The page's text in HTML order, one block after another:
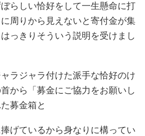
らしい恰好をして一生懸命に打
周りから見えないと寄付金が集
っきりそういう説明を受けまし
ラジャラ付けた派手な恰好のけ
から「募金にご協力をお願いし
募金箱と
げているから身なりに構ってい